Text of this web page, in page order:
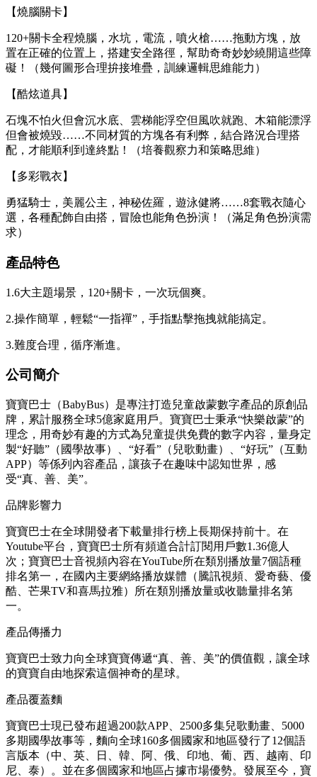
【燒腦關卡】
120+關卡全程燒腦，水坑，電流，噴火槍……拖動方塊，放
置在正確的位置上，搭建安全路徑，幫助奇奇妙妙繞開這些障
礙！（幾何圖形合理拚接堆疊，訓練邏輯思維能力）
【酷炫道具】
石塊不怕火但會沉水底、雲梯能浮空但風吹就跑、木箱能漂浮
但會被燒毀……不同材質的方塊各有利弊，結合路況合理搭
配，才能順利到達終點！（培養觀察力和策略思維）
【多彩戰衣】
勇猛騎士，美麗公主，神秘佐羅，遊泳健將……8套戰衣隨心
選，各種配飾自由搭，冒險也能角色扮演！（滿足角色扮演需
求）
產品特色
1.6大主題場景，120+關卡，一次玩個爽。
2.操作簡單，輕鬆“一指禪”，手指點擊拖拽就能搞定。
3.難度合理，循序漸進。
公司簡介
寶寶巴士（BabyBus）是專注打造兒童啟蒙數字產品的原創品
牌，累計服務全球5億家庭用戶。寶寶巴士秉承“快樂啟蒙”的
理念，用奇妙有趣的方式為兒童提供免費的數字內容，量身定
製“好聽”（國學故事）、“好看”（兒歌動畫）、“好玩”（互動
APP）等係列內容產品，讓孩子在趣味中認知世界，感
受“真、善、美”。
品牌影響力
寶寶巴士在全球開發者下載量排行榜上長期保持前十。在
Youtube平台，寶寶巴士所有頻道合計訂閱用戶數1.36億人
次；寶寶巴士音視頻內容在YouTube所在類別播放量7個語種
排名第一，在國內主要網絡播放媒體（騰訊視頻、愛奇藝、優
酷、芒果TV和喜馬拉雅）所在類別播放量或收聽量排名第
一。
產品傳播力
寶寶巴士致力向全球寶寶傳遞“真、善、美”的價值觀，讓全球
的寶寶自由地探索這個神奇的星球。
產品覆蓋麵
寶寶巴士現已發布超過200款APP、2500多集兒歌動畫、5000
多期國學故事等，麵向全球160多個國家和地區發行了12個語
言版本（中、英、日、韓、阿、俄、印地、葡、西、越南、印
尼、泰）。並在多個國家和地區占據市場優勢。發展至今，寶